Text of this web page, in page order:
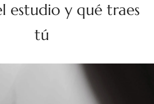
estudio y qué traes
tú